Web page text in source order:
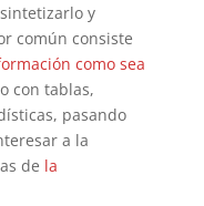
y
común consiste
como sea
con tablas,
pasando
a la
de la